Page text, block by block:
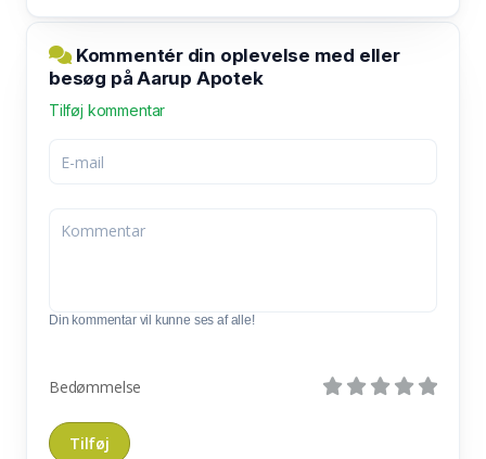
Kommentér din oplevelse med eller
besøg på Aarup Apotek
Tilføj kommentar
Din kommentar vil kunne ses af alle!
Bedømmelse